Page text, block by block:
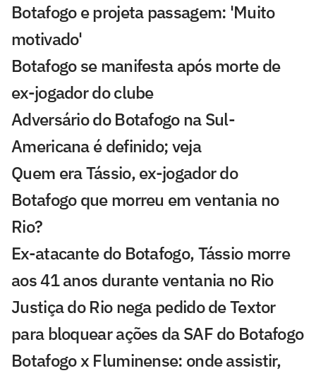
Botafogo e projeta passagem: 'Muito
motivado'
Botafogo se manifesta após morte de
ex-jogador do clube
Adversário do Botafogo na Sul-
Americana é definido; veja
Quem era Tássio, ex-jogador do
Botafogo que morreu em ventania no
Rio?
Ex-atacante do Botafogo, Tássio morre
aos 41 anos durante ventania no Rio
Justiça do Rio nega pedido de Textor
para bloquear ações da SAF do Botafogo
Botafogo x Fluminense: onde assistir,